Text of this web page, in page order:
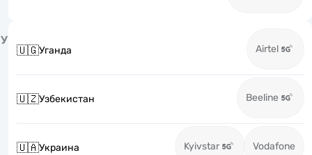
У
🇺🇬Уганда Airtel
🇺🇿Узбекистан Beeline
🇺🇦Украина Kyivstar Vodafone